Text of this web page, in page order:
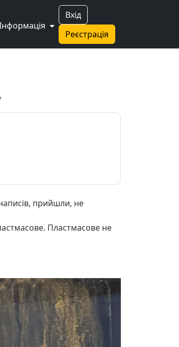
Вхід
Реєстрація
прийшли, не
Пластмасове не